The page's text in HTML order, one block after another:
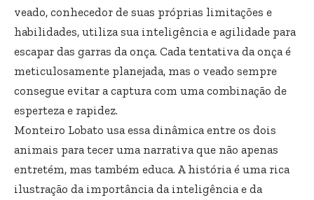
veado, conhecedor de suas próprias limitações e
habilidades, utiliza sua inteligência e agilidade para
escapar das garras da onça. Cada tentativa da onça é
meticulosamente planejada, mas o veado sempre
consegue evitar a captura com uma combinação de
esperteza e rapidez.
Monteiro Lobato usa essa dinâmica entre os dois
animais para tecer uma narrativa que não apenas
entretém, mas também educa. A história é uma rica
ilustração da importância da inteligência e da